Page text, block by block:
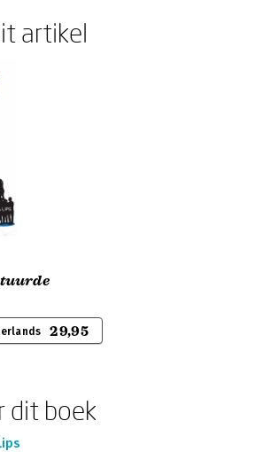
artikel
29,95
dit boek